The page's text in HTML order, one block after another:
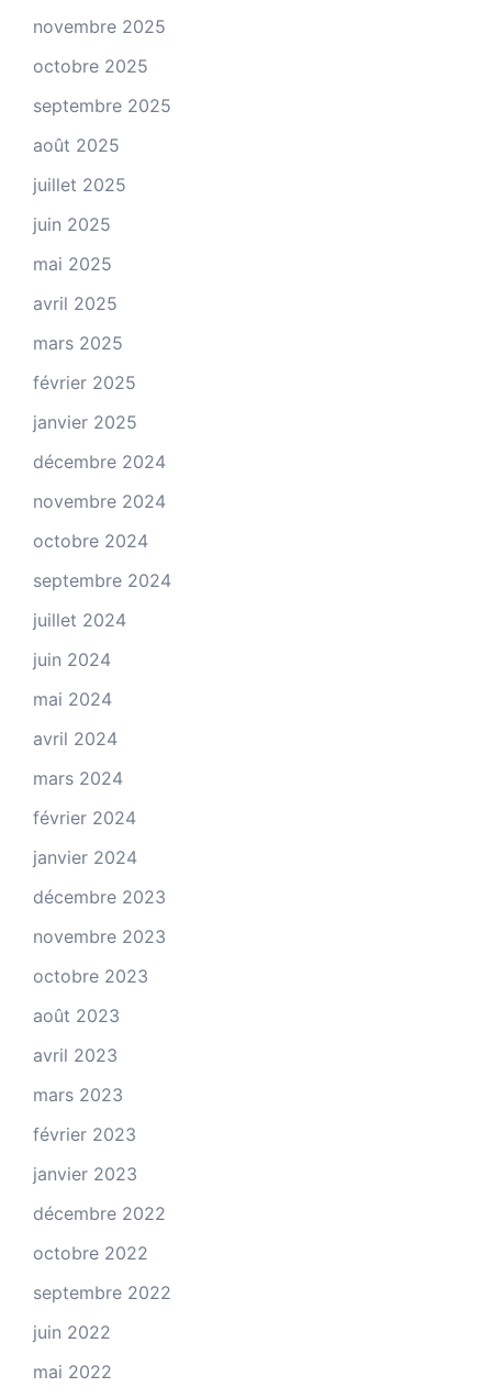
novembre 2025
octobre 2025
septembre 2025
août 2025
juillet 2025
juin 2025
mai 2025
avril 2025
mars 2025
février 2025
janvier 2025
décembre 2024
novembre 2024
octobre 2024
septembre 2024
juillet 2024
juin 2024
mai 2024
avril 2024
mars 2024
février 2024
janvier 2024
décembre 2023
novembre 2023
octobre 2023
août 2023
avril 2023
mars 2023
février 2023
janvier 2023
décembre 2022
octobre 2022
septembre 2022
juin 2022
mai 2022